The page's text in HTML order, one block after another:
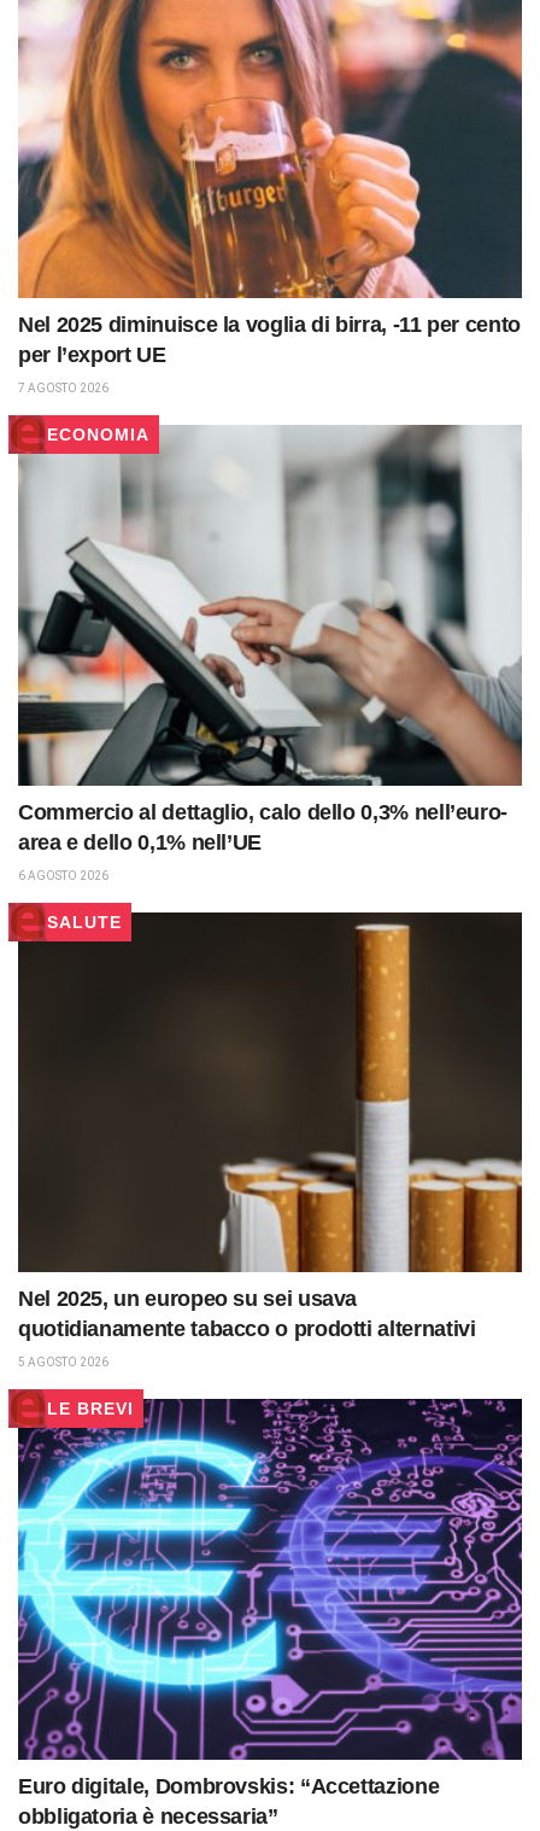
Nel 2025 diminuisce la voglia di birra, -11 per cento
per l’export UE
7 AGOSTO 2026
ECONOMIA
Commercio al dettaglio, calo dello 0,3% nell’euro-
area e dello 0,1% nell’UE
6 AGOSTO 2026
SALUTE
Nel 2025, un europeo su sei usava
quotidianamente tabacco o prodotti alternativi
5 AGOSTO 2026
LE BREVI
Euro digitale, Dombrovskis: “Accettazione
obbligatoria è necessaria”